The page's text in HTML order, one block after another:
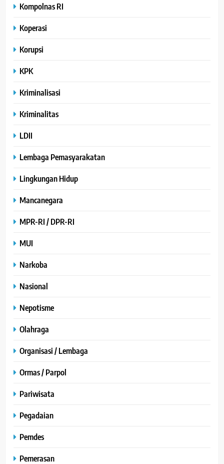
Kompolnas RI
Koperasi
Korupsi
KPK
Kriminalisasi
Kriminalitas
LDII
Lembaga Pemasyarakatan
Lingkungan Hidup
Mancanegara
MPR-RI / DPR-RI
MUI
Narkoba
Nasional
Nepotisme
Olahraga
Organisasi / Lembaga
Ormas / Parpol
Pariwisata
Pegadaian
Pemdes
Pemerasan